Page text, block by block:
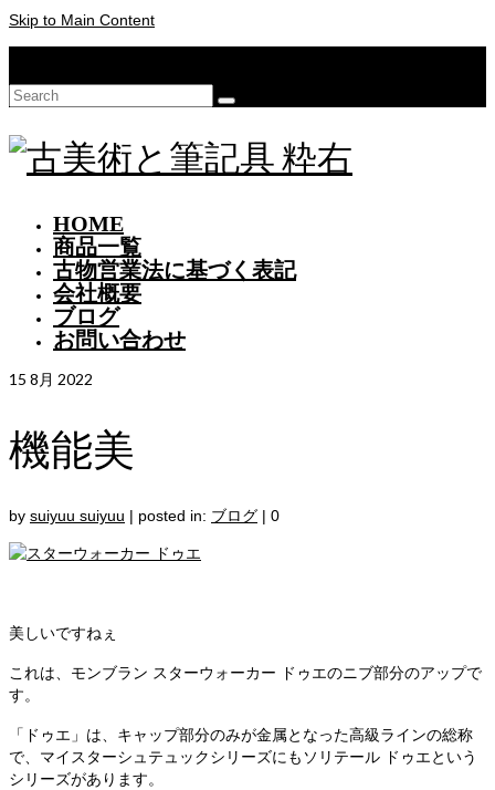
Skip to Main Content
Search
HOME
商品一覧
古物営業法に基づく表記
会社概要
ブログ
お問い合わせ
15 8月 2022
機能美
by suiyuu suiyuu | posted in: ブログ | 0
美しいですねぇ
これは、モンブラン スターウォーカー ドゥエのニブ部分のアップで
す。
「ドゥエ」は、キャップ部分のみが金属となった高級ラインの総称
で、マイスターシュテュックシリーズにもソリテール ドゥエという
シリーズがあります。